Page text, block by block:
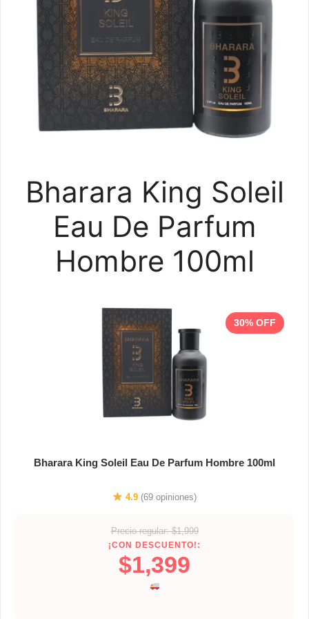
Bharara King Soleil
Eau De Parfum
Hombre 100ml
30% OFF
Bharara King Soleil Eau De Parfum Hombre 100ml
4.9 (69 opiniones)
Precio regular: $1,999
¡CON DESCUENTO!:
$1,399